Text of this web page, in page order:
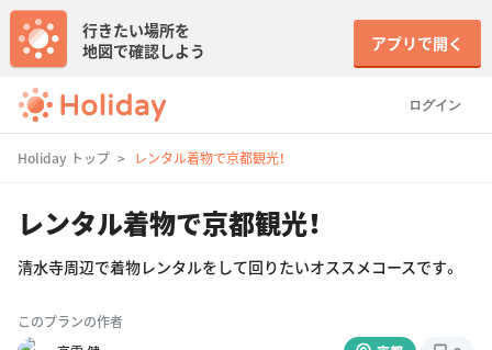
ログイン
行きたい場所を
地図で確認しよう
アプリで開く
Holiday トップ レンタル着物で京都観光！
レンタル着物で京都観光！
清水寺周辺で着物レンタルをして回りたいオススメコースです。
このプランの作者